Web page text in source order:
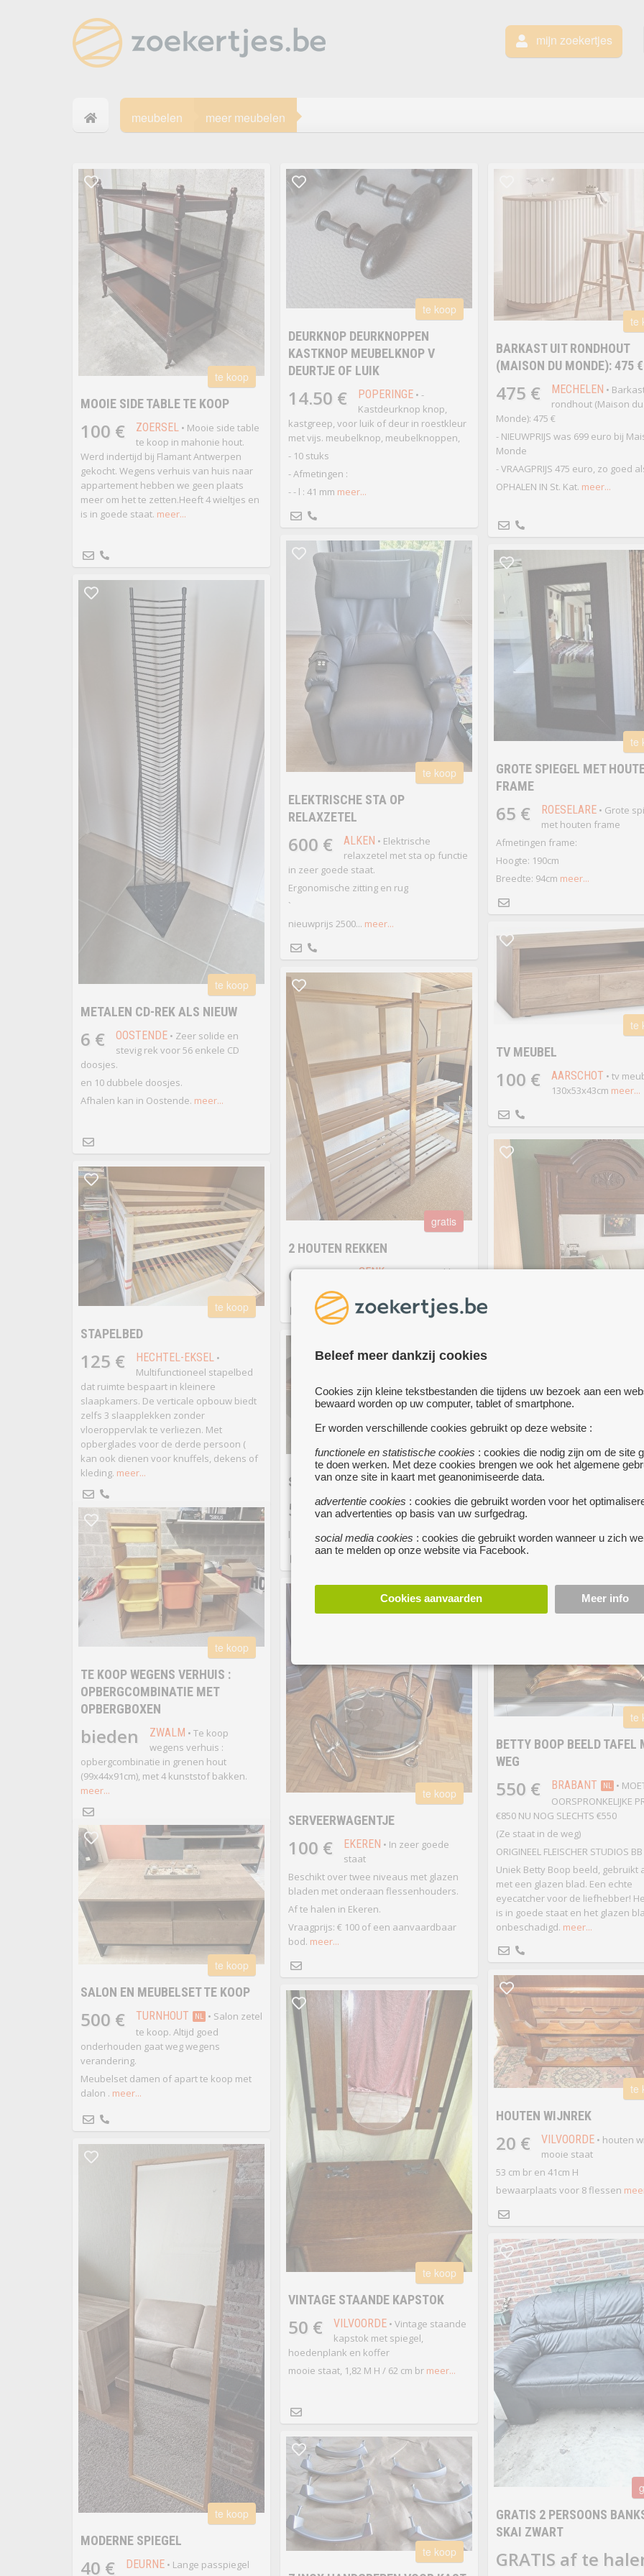
Beleef meer dankzij cookies
Cookies zijn kleine tekstbestanden die tijdens uw bezoek aan een
bewaard worden op uw computer, tablet of smartphone.
Er worden verschillende cookies gebruikt op deze website :
functionele en statistische cookies : cookies die nodig zijn om de site
te doen werken. Met deze cookies brengen we ook het algemene
van onze site in kaart met geanonimiseerde data.
advertentie cookies : cookies die gebruikt worden voor het
van advertenties op basis van uw surfgedrag.
social media cookies : cookies die gebruikt worden wanneer u zich
aan te melden op onze website via Facebook.
Cookies aanvaarden Meer info
mijn zoekertjes
meubelen meer meubelen
te koop
MOOIE SIDE TABLE TE KOOP
100 € ZOERSEL • Mooie side table
te koop in mahonie hout.
Werd indertijd bij Flamant Antwerpen
gekocht. Wegens verhuis van huis naar
appartement hebben we geen plaats
meer om het te zetten.Heeft 4 wieltjes en
is in goede staat. meer...
te koop
DEURKNOP DEURKNOPPEN
KASTKNOP MEUBELKNOP V
DEURTJE OF LUIK
14.50 € POPERINGE • -
Kastdeurknop knop,
kastgreep, voor luik of deur in roestkleur
met vijs. meubelknop, meubelknoppen,
- 10 stuks
- Afmetingen :
- - l : 41 mm meer...
te
BARKAST UIT RONDHOUT
(MAISON DU MONDE): 475 €
475 € MECHELEN •
rondhout (Maison du
Monde): 475 €
- NIEUWPRIJS was 699 euro bij
Monde
- VRAAGPRIJS 475 euro, zo goed
OPHALEN IN St. Kat. meer...
te koop
ELEKTRISCHE STA OP
RELAXZETEL
600 € ALKEN • Elektrische
relaxzetel met sta op functie
in zeer goede staat.
Ergonomische zitting en rug
`
nieuwprijs 2500... meer...
te
GROTE SPIEGEL MET
FRAME
65 € ROESELARE • Grote
met houten frame
Afmetingen frame:
Hoogte: 190cm
Breedte: 94cm meer...
te koop
METALEN CD-REK ALS NIEUW
6 € OOSTENDE • Zeer solide en
stevig rek voor 56 enkele CD
doosjes.
en 10 dubbele doosjes.
Afhalen kan in Oostende. meer...
te
TV MEUBEL
100 € AARSCHOT • tv
130x53x43cm meer...
gratis
2 HOUTEN REKKEN
GRATIS GENK• 2 Houten rekken
te
110 €
eikenhouten antieke
met afmetingen 1 m 65 op 78 cm,
achteraan voorzien van een
kram waardoor de zware spiegel
ophangen geen probleem vormt.
te koop
STAPELBED
125 € HECHTEL-EKSEL •
Multifunctioneel stapelbed
dat ruimte bespaart in kleinere
slaapkamers. De verticale opbouw biedt
zelfs 3 slaapplekken zonder
vloeroppervlak te verliezen. Met
opberglades voor de derde persoon (
kan ook dienen voor knuffels, dekens of
kleding. meer...
te koop
SALONTAFEL
50 € EVERGEM• Te koop salon
tafel,zo goed als nieuw,1,10
lang en 60 cm breed.meer...
te koop
TE KOOP WEGENS VERHUIS :
OPBERGCOMBINATIE MET
OPBERGBOXEN
bieden ZWALM • Te koop
wegens verhuis :
opbergcombinatie in grenen hout
(99x44x91cm), met 4 kunststof bakken.
meer...
te
BETTY BOOP BEELD TAFEL
WEG
550 € BRABANT NL •
OORSPRONKELIJKE
€850 NU NOG SLECHTS €550
(Ze staat in de weg)
ORIGINEEL FLEISCHER STUDIOS BB
Uniek Betty Boop beeld, gebruikt
met een glazen blad. Een echte
eyecatcher voor de liefhebber!
is in goede staat en het glazen
onbeschadigd. meer...
te koop
SERVEERWAGENTJE
100 € EKEREN • In zeer goede
staat
Beschikt over twee niveaus met glazen
bladen met onderaan flessenhouders.
Af te halen in Ekeren.
Vraagprijs: € 100 of een aanvaardbaar
bod. meer...
te koop
SALON EN MEUBELSET TE KOOP
500 € TURNHOUT NL • Salon zetel
te koop. Altijd goed
onderhouden gaat weg wegens
verandering.
Meubelset damen of apart te koop met
dalon . meer... te
HOUTEN WIJNREK
20 € VILVOORDE • houten
mooie staat
53 cm br en 41cm H
bewaarplaats voor 8 flessen
te koop
VINTAGE STAANDE KAPSTOK
50 € VILVOORDE • Vintage staande
kapstok met spiegel,
hoedenplank en koffer
mooie staat, 1,82 M H / 62 cm br meer...
te koop
MODERNE SPIEGEL
40 € DEURNE • Lange passpiegel
GRATIS 2 PERSOONS
SKAI ZWART
GRATIS af te
te koop